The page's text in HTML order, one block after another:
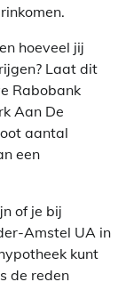
hoeveel jij
Laat dit
Rabobank
Aan De
aantal
een
of je bij
Amstel UA in
kunt
de reden